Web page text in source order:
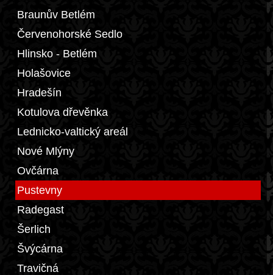
Braunův Betlém
Červenohorské Sedlo
Hlinsko - Betlém
Holašovice
Hradešín
Kotulova dřevěnka
Lednicko-valtický areál
Nové Mlýny
Ovčárna
Pustevny
Radegast
Šerlich
Švýcárna
Travičná